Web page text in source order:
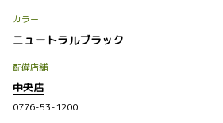
カラー
ニュートラルブラック
配備店舗
中央店
0776-53-1200